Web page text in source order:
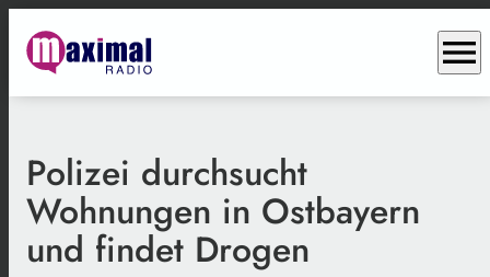
menu
Polizei durchsucht
Wohnungen in Ostbayern
und findet Drogen